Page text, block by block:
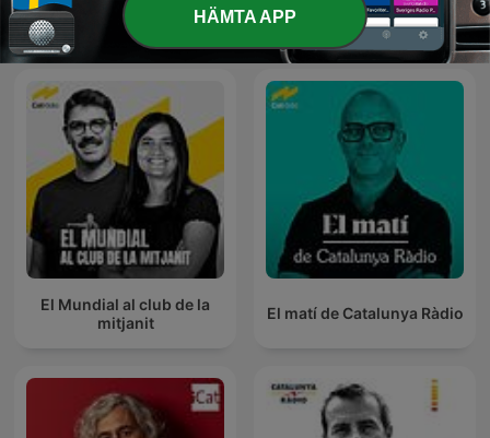
L'ofici de viure La nit dels ignorants
El Mundial al club de la
mitjanit
El matí de Catalunya Ràdio
HÄMTA APP